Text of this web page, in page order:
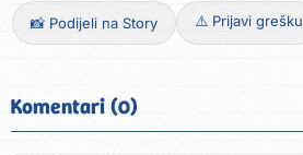
📸 Podijeli na Story ⚠️ Prijavi grešku
Komentari (0)